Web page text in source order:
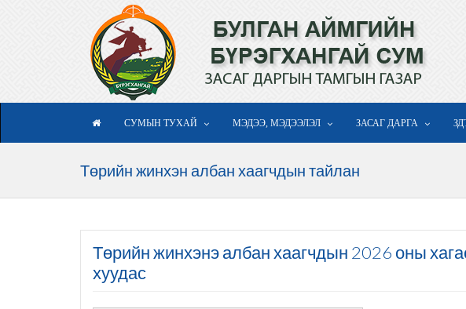
СУМЫН ТУХАЙ МЭДЭЭ, МЭДЭЭЛЭЛ ЗАСАГ ДАРГА
Төрийн жинхэн албан хаагчдын тайлан
Төрийн жинхэнэ албан хаагчдын 2026 оны
хуудас